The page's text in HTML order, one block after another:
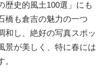
歴史的風土100選」にも
橋も倉吉の魅力の一つ
和し、絶好の写真スポッ
景が美しく、特に春には